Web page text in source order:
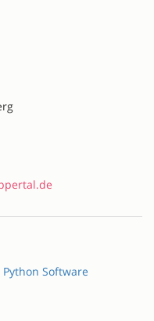
Python Software